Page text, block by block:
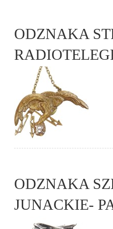
ODZNAKA
ODZNAKA
JUNACKIE-